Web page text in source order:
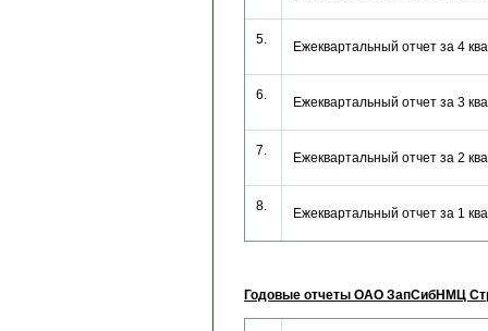
5. Ежеквартальный отчет за 4
6. Ежеквартальный отчет за 3
7. Ежеквартальный отчет за 2
8. Ежеквартальный отчет за 1
Годовые отчеты ОАО ЗапСибНМЦ